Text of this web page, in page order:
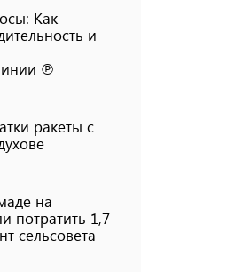
Как
и
℗
ракеты с
на
потратить 1,7
сельсовета